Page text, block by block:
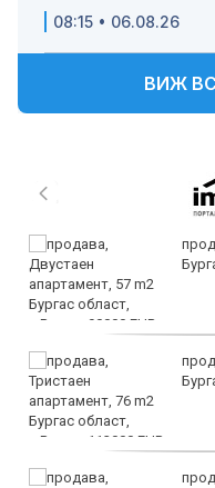
08:15 • 06.08.26
ВИЖ